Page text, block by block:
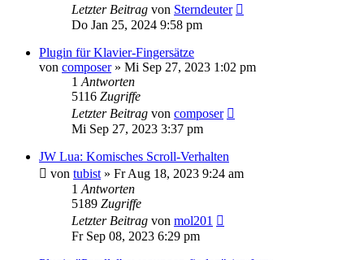
Letzter Beitrag von Sterndeuter
Do Jan 25, 2024 9:58 pm
Plugin für Klavier-Fingersätze
von composer» Mi Sep 27, 2023 1:02 pm
1 Antworten
5116 Zugriffe
Letzter Beitrag von composer
Mi Sep 27, 2023 3:37 pm
JW Lua: Komisches Scroll-Verhalten
von tubist » Fr Aug 18, 2023 9:24 am
1 Antworten
5189 Zugriffe
Letzter Beitrag von mol201
Fr Sep 08, 2023 6:29 pm